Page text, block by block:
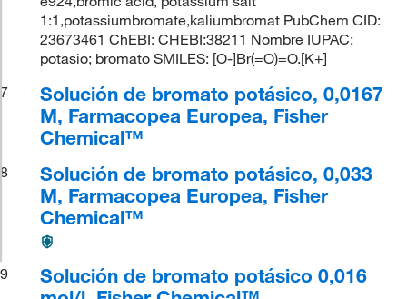
1:1,potassiumbromate,kaliumbromat PubChem CID:
23673461 ChEBI: CHEBI:38211 Nombre IUPAC:
potasio; bromato SMILES: [O-]Br(=O)=O.[K+]
7
Solución de bromato potásico, 0,0167
M, Farmacopea Europea, Fisher
Chemical™
8
Solución de bromato potásico, 0,033
M, Farmacopea Europea, Fisher
Chemical™
9
Solución de bromato potásico 0,016